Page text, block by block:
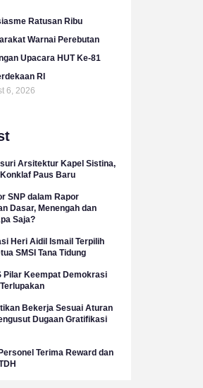
Ratusan Ribu
Warnai Perebutan
Upacara HUT Ke-81
RI
6, 2026
Arsitektur Kapel Sistina,
Paus Baru
SNP dalam Rapor
Dasar, Menengah dan
Saja?
Heri Aidil Ismail Terpilih
SMSI Tana Tidung
Pilar Keempat Demokrasi
Bekerja Sesuai Aturan
Dugaan Gratifikasi
Terima Reward dan